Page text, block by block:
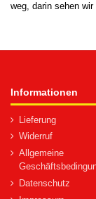
weg, darin sehen wir
Informationen
Lieferung
Widerruf
Allgemeine
Datenschutz